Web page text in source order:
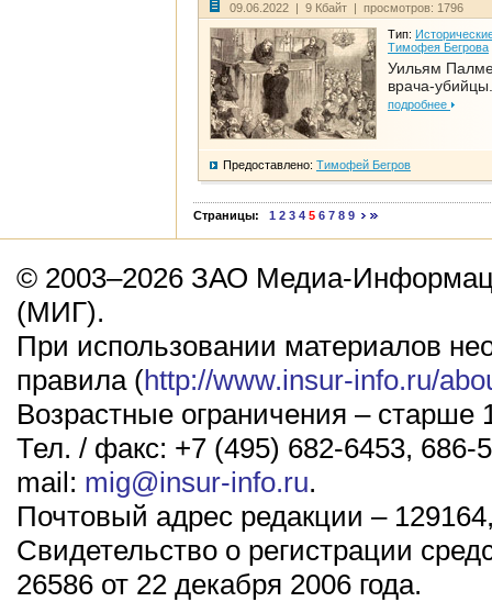
09.06.2022 | 9 Кбайт | просмотров: 1796
Тип:
Тимофея Бегрова
Уильям
врача-
подробнее
Предоставлено: Тимофей Бегров
Страницы: 1 2 3 4 5 6 7 8 9
© 2003–2026 ЗАО Медиа-
(МИГ).
При использовании материалов
правила (http://www.insur-info.ru/
Возрастные ограничения – старше
Тел. / факс: +7 (495) 682-6453, 686-
mail: mig@insur-info.ru.
Почтовый адрес редакции –
Свидетельство о регистрации
26586 от 22 декабря 2006 года.